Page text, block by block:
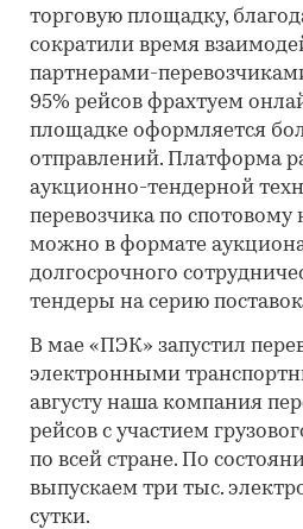
торговую площадку,
сократили время
партнерами-
95% рейсов фрахтуем
площадке оформляется
отправлений. Платформа
аукционно-тендерной
перевозчика по спотовому
можно в формате
долгосрочного
тендеры на серию
В мае «ПЭК» запустил
электронными
августу наша компания
рейсов с участием
по всей стране. По
выпускаем три тыс.
сутки.